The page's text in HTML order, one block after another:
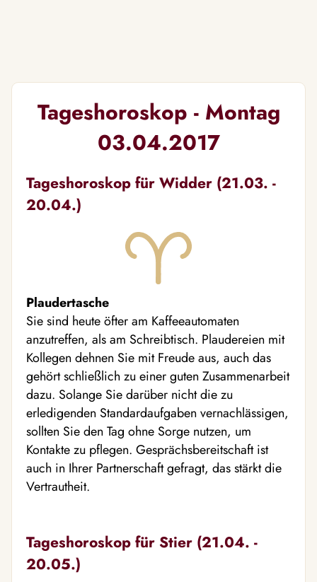
Tageshoroskop - Montag
03.04.2017
Tageshoroskop für Widder (21.03. -
20.04.)
Plaudertasche
Sie sind heute öfter am Kaffeeautomaten
anzutreffen, als am Schreibtisch. Plaudereien mit
Kollegen dehnen Sie mit Freude aus, auch das
gehört schließlich zu einer guten Zusammenarbeit
dazu. Solange Sie darüber nicht die zu
erledigenden Standardaufgaben vernachlässigen,
sollten Sie den Tag ohne Sorge nutzen, um
Kontakte zu pflegen. Gesprächsbereitschaft ist
auch in Ihrer Partnerschaft gefragt, das stärkt die
Vertrautheit.
Tageshoroskop für Stier (21.04. -
20.05.)